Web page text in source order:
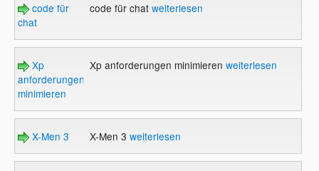
code für
chat
code für chat weiterlesen
Xp
anforderungen
minimieren
Xp anforderungen minimieren weiterlesen
X-Men 3 X-Men 3 weiterlesen